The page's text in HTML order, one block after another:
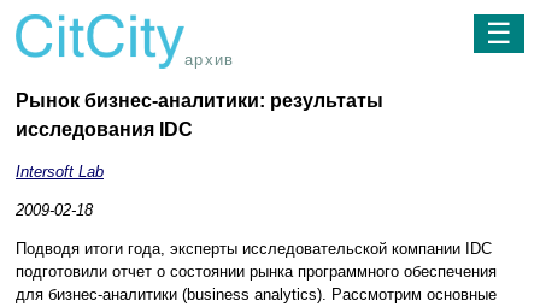
архив
☰
Рынок бизнес-аналитики: результаты
исследования IDC
Intersoft Lab
2009-02-18
Подводя итоги года, эксперты исследовательской компании IDC
подготовили отчет о состоянии рынка программного обеспечения
для бизнес-аналитики (business analytics). Рассмотрим основные